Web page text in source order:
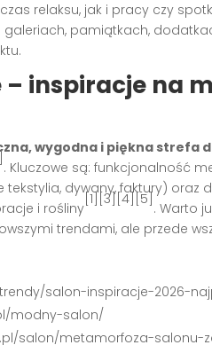
relaksu, jak i pracy czy
pamiątkach,
– inspiracje na
wygodna i piękna strefa
. Kluczowe są: funkcjonalność
dywany, faktury) oraz
i rośliny
[1][3][4][5]
. Warto
trendami, ale przede
salon-inspiracje-2026-
modny-salon/
salon/metamorfoza-